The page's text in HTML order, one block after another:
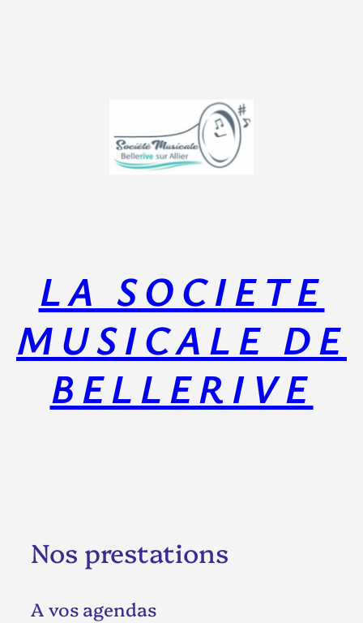
LA SOCIETE
MUSICALE DE
BELLERIVE
Nos prestations
A vos agendas